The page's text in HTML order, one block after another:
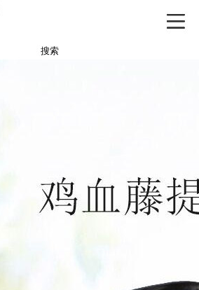
搜索